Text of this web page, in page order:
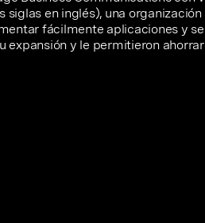
siglas en inglés), una
fácilmente aplicaciones y
expansión y le permitieron